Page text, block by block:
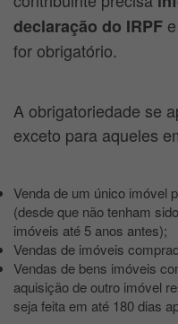
declaração do IRPF
for obrigatório.
A obrigatoriedade se
exceto para aqueles
Venda de um único imóvel
(desde que não tenham
imóveis até 5 anos antes);
Vendas de imóveis
Vendas de bens imóveis
aquisição de outro imóvel
seja feita em até 180 dias